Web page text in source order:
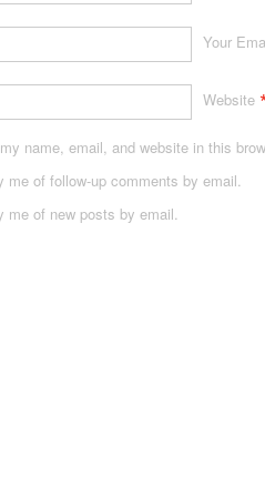
Your
Website
name, email, and website in this
me of follow-up comments by email.
me of new posts by email.